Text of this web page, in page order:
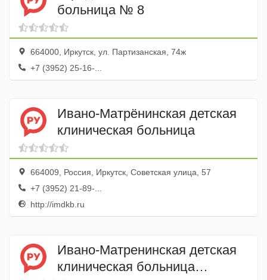
больница № 8
664000, Иркутск, ул. Партизанская, 74ж
+7 (3952) 25-16-...
Ивано-Матрёнинская детская
клиническая больница
664009, Россия, Иркутск, Советская улица, 57
+7 (3952) 21-89-...
http://imdkb.ru
Ивано-Матренинская детская
клиническая больница